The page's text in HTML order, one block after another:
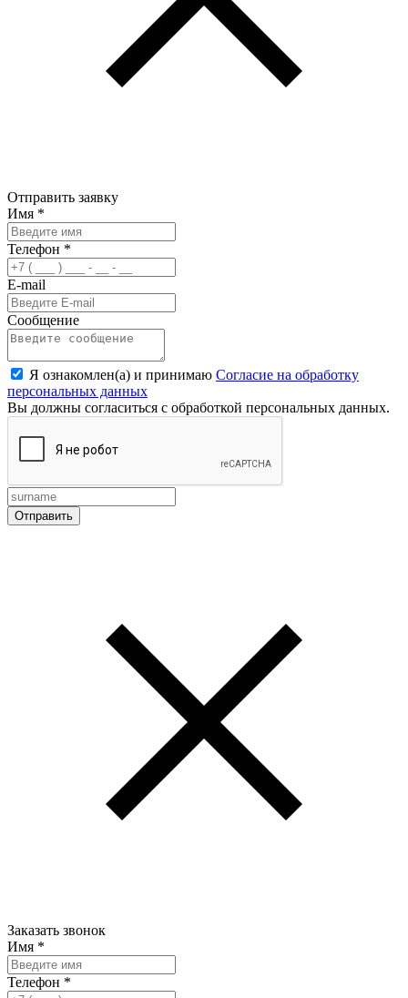
Отправить заявку
Имя *
Телефон *
E-mail
Сообщение
Я ознакомлен(а) и принимаю Согласие на обработку
персональных данных
Вы должны согласиться с обработкой персональных данных.
Заказать звонок
Имя *
Телефон *